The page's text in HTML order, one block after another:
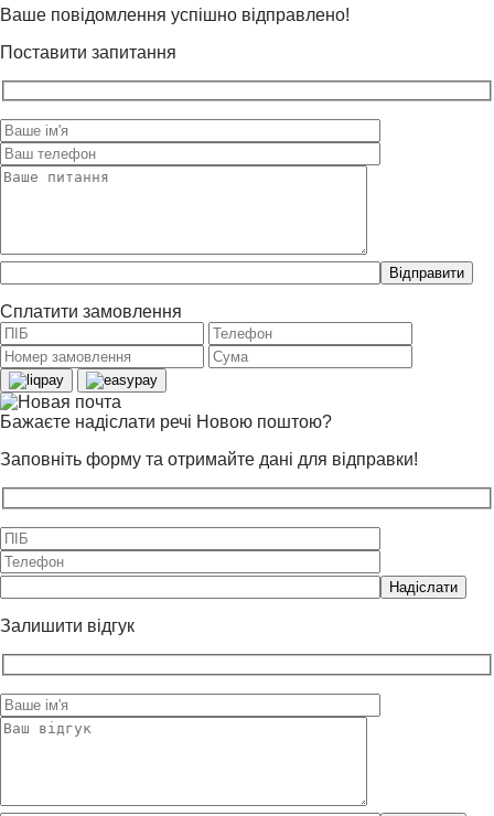
Ваше повідомлення успішно відправлено!
Поставити запитання
leave
this
field
empty.
Сплатити замовлення
Бажаєте надіслати речі Новою поштою?
Заповніть форму та отримайте дані для відправки!
leave
this
Залишити відгук